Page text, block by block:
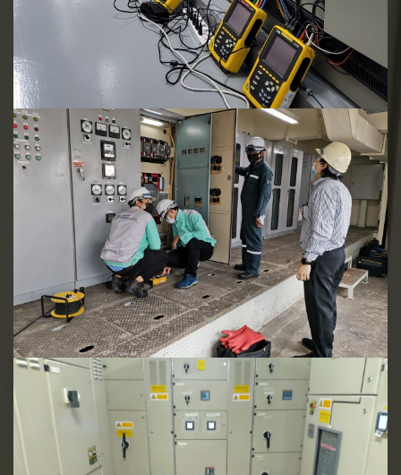
การติดตั้งเครื่องมือ
บันทึกค่าพลังงานไฟฟ้า